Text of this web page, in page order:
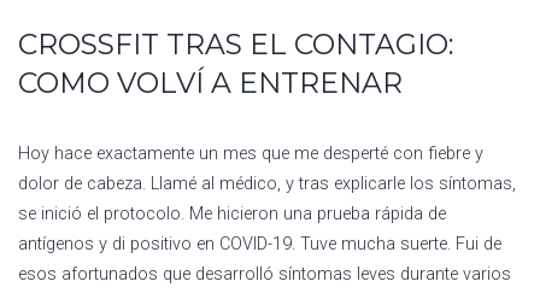
CROSSFIT TRAS EL CONTAGIO:
COMO VOLVÍ A ENTRENAR
Hoy hace exactamente un mes que me desperté con fiebre y
dolor de cabeza. Llamé al médico, y tras explicarle los síntomas,
se inició el protocolo. Me hicieron una prueba rápida de
antígenos y di positivo en COVID-19. Tuve mucha suerte. Fui de
esos afortunados que desarrolló síntomas leves durante varios